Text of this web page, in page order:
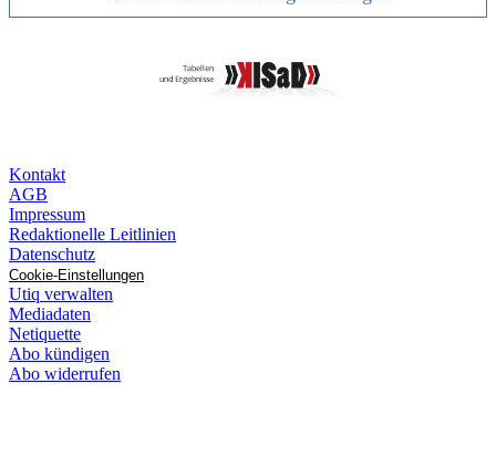
Kontakt
AGB
Impressum
Redaktionelle Leitlinien
Datenschutz
Cookie-Einstellungen
Utiq verwalten
Mediadaten
Netiquette
Abo kündigen
Abo widerrufen